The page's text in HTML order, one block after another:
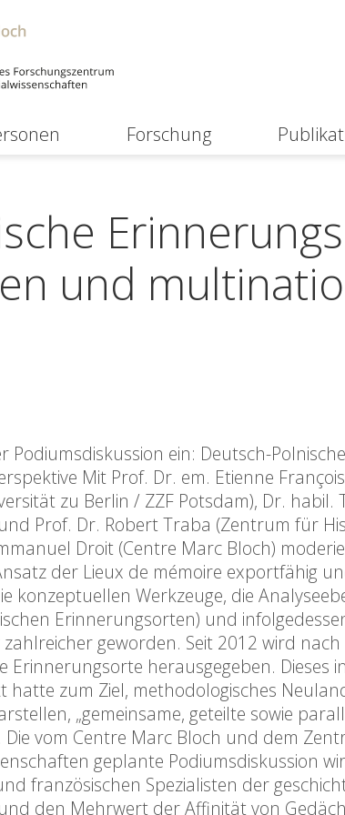
Forschung
und
Podiumsdiskussion ein: Deutsch-
Mit Prof. Dr. em. Etienne
zu Berlin / ZZF Potsdam), Dr. habil.
Prof. Dr. Robert Traba (Zentrum für
Droit (Centre Marc Bloch)
der Lieux de mémoire exportfähig
konzeptuellen Werkzeuge, die
Erinnerungsorten) und
geworden. Seit 2012 wird
Erinnerungsorte herausgegeben. Dieses
hatte zum Ziel, methodologisches
„gemeinsame, geteilte sowie
vom Centre Marc Bloch und dem
geplante Podiumsdiskussion
französischen Spezialisten der
den Mehrwert der Affinität von